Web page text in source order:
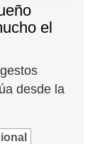
el
desde la